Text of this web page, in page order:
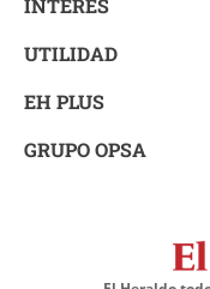
INTERÉS
UTILIDAD
EH PLUS
GRUPO OPSA